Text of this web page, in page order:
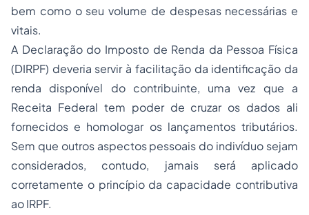
bem como o seu volume de despesas necessárias e
vitais.
A Declaração do Imposto de Renda da Pessoa Física
(DIRPF) deveria servir à facilitação da identificação da
renda disponível do contribuinte, uma vez que a
Receita Federal tem poder de cruzar os dados ali
fornecidos e homologar os lançamentos tributários.
Sem que outros aspectos pessoais do indivíduo sejam
considerados, contudo, jamais será aplicado
corretamente o princípio da capacidade contributiva
ao IRPF.